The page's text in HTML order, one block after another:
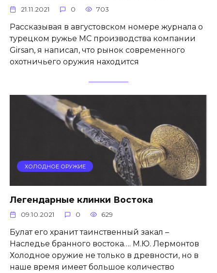
21.11.2021 0 703
Рассказывая в августовском номере журнала о
турецком ружье МС производства компании
Girsan, я написал, что рынок современного
охотничьего оружия находится
ХОЛОДНОЕ ОРУЖИЕ
Легендарные клинки Востока
09.10.2021 0 629
Булат его хранит таинственный закал –
Наследье бранного востока…. М.Ю. Лермонтов
Холодное оружие не только в древности, но в
наше время имеет большое количество